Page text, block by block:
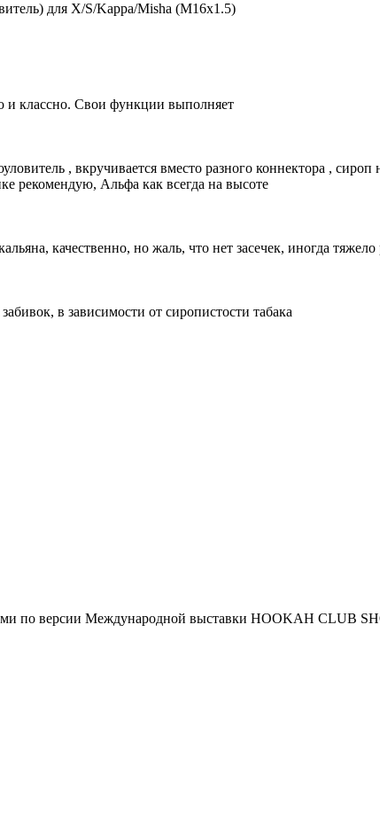
для X/S/Kappa/Misha (M16x1.5)
и классно. Свои функции выполняет
, вкручивается вместо разного коннектора ,
рекомендую, Альфа как всегда на высоте
качественно, но жаль, что нет засечек, иногда тяжело
в зависимости от сиропистости табака
по версии Международной выставки HOOKAH CLUB